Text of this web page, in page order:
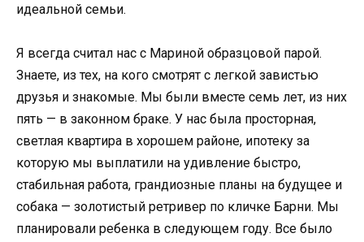
идеальной семьи.
Я всегда считал нас с Мариной образцовой парой.
Знаете, из тех, на кого смотрят с легкой завистью
друзья и знакомые. Мы были вместе семь лет, из них
пять — в законном браке. У нас была просторная,
светлая квартира в хорошем районе, ипотеку за
которую мы выплатили на удивление быстро,
стабильная работа, грандиозные планы на будущее и
собака — золотистый ретривер по кличке Барни. Мы
планировали ребенка в следующем году. Все было